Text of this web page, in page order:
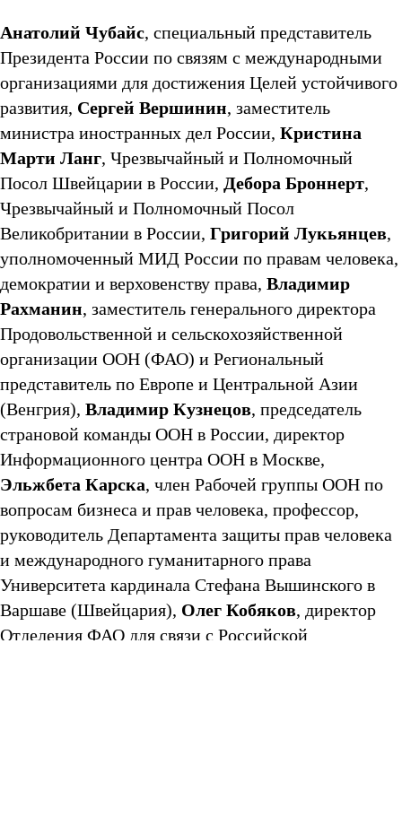
Анатолий Чубайс, специальный представитель
Президента России по связям с международными
организациями для достижения Целей устойчивого
развития, Сергей Вершинин, заместитель
министра иностранных дел России, Кристина
Марти Ланг, Чрезвычайный и Полномочный
Посол Швейцарии в России, Дебора Броннерт,
Чрезвычайный и Полномочный Посол
Великобритании в России, Григорий Лукьянцев,
уполномоченный МИД России по правам человека,
демократии и верховенству права, Владимир
Рахманин, заместитель генерального директора
Продовольственной и сельскохозяйственной
организации ООН (ФАО) и Региональный
представитель по Европе и Центральной Азии
(Венгрия), Владимир Кузнецов, председатель
страновой команды ООН в России, директор
Информационного центра ООН в Москве,
Эльжбета Карска, член Рабочей группы ООН по
вопросам бизнеса и прав человека, профессор,
руководитель Департамента защиты прав человека
и международного гуманитарного права
Университета кардинала Стефана Вышинского в
Варшаве (Швейцария), Олег Кобяков, директор
Отделения ФАО для связи с Российской